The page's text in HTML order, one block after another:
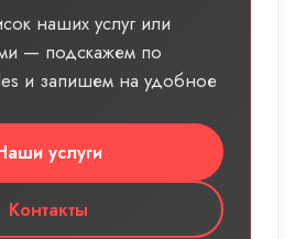
наших услуг или
— подскажем по
и запишем на удобное
услуги
Контакты